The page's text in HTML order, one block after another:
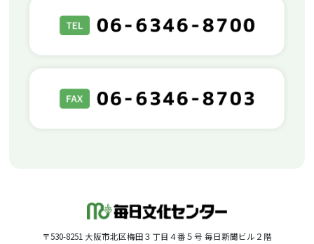
〒530-8251 大阪市北区梅田３丁目４番５号 毎日新聞ビル２階